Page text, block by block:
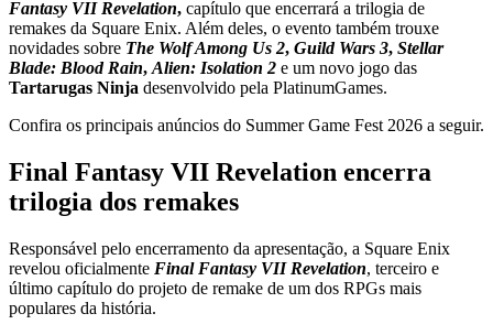
Fantasy VII Revelation, capítulo que encerrará a trilogia de
remakes da Square Enix. Além deles, o evento também trouxe
novidades sobre The Wolf Among Us 2, Guild Wars 3, Stellar
Blade: Blood Rain, Alien: Isolation 2 e um novo jogo das
Tartarugas Ninja desenvolvido pela PlatinumGames.
Confira os principais anúncios do Summer Game Fest 2026 a seguir.
Final Fantasy VII Revelation encerra
trilogia dos remakes
Responsável pelo encerramento da apresentação, a Square Enix
revelou oficialmente Final Fantasy VII Revelation, terceiro e
último capítulo do projeto de remake de um dos RPGs mais
populares da história.